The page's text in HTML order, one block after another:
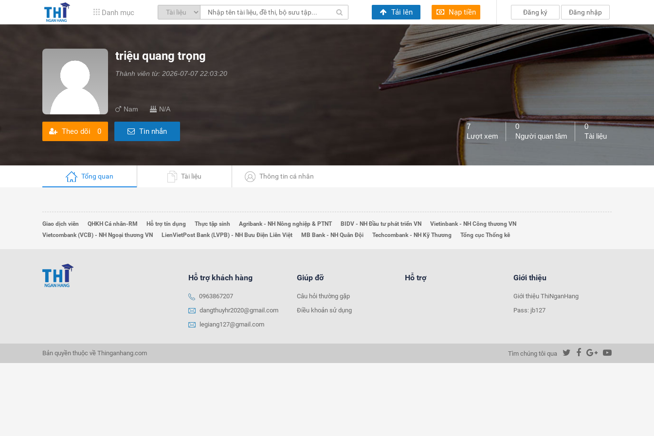
Danh mục Tải lên Nạp tiền Đăng ký Đăng nhập
triệu quang trọng
Thành viên từ: 2026-07-07 22:03:20
Nam N/A
Theo dõi 0 Tin nhắn
7
Lượt xem
0
Người quan tâm
0
Tài liệu
Tổng quan Tài liệu Thông tin cá nhân
Giao dịch viên QHKH Cá nhân-RM Hỗ trợ tín dụng Thực tập sinh Agribank - NH Nông nghiệp & PTNT BIDV - NH Đầu tư phát triển VN
Vietinbank - NH Công thương VN
Vietcombank (VCB) - NH Ngoại thương VN
LienVietPost Bank (LVPB) - NH Bưu Điện Liên Việt MB Bank - NH Quân Đội Techcombank - NH Kỹ Thương Tổng cục Thống kê
Hỗ trợ khách hàng
0963867207
dangthuyhr2020@gmail.com
legiang127@gmail.com
Giúp đỡ
Câu hỏi thường gặp
Điều khoản sử dụng
Hỗ trợ Giới thiệu
Giới thiệu ThiNganHang
Pass: jb127
Bản quyền thuộc về Thinganhang.com Tìm chúng tôi qua